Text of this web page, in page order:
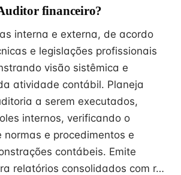
financeiro?
interna e externa, de acordo
e legislações profissionais
visão sistêmica e
atividade contábil. Planeja
a serem executados,
internos, verificando o
normas e procedimentos e
contábeis. Emite
relatórios consolidados com r…